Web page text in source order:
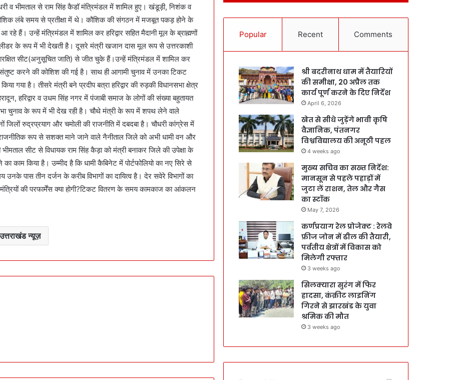
व भीमताल से राम सिंह कैडॉ मंत्रिमंडल में शामिल हुए। खंडूड़ी, निशंक व
लंबे समय से प्रतीक्षा में थे। कौशिक की संगठन में मजबूत पकड़ होने के
हैं। उन्हें मंत्रिमंडल में शामिल कर हरिद्वार सहित मैदानी मूल के ब्राह्मणों
के रूप में भी देखती है। दूसरे मंत्री खजान दास मूल रूप से उत्तरकाशी
सीट(अनुसूचित जाति) से जीत चुके हैं।उन्हें मंत्रिमंडल में शामिल कर
करने की कोशिश की गई है। साथ ही आगामी चुनाव में उनका टिकट
गया है। तीसरे मंत्री बने प्रदीप बत्रा हरिद्वार की रुड़की विधानसभा क्षेत्र
हरिद्वार व उधम सिंह नगर में पंजाबी समाज के लोगों की संख्या बहुतायत
चुनाव के रूप में भी देख रही है। चौथे मंत्री के रूप में शपथ लेने वाले
रुद्रप्रयाग और चमोली की राजनीति में दबदबा है। चौधरी कांग्रेस में
रूप से सशक्त माने जाने वाले नैनीताल जिले को अभी धामी वन और
सीट से विधायक राम सिंह कैड़ा को मंत्री बनाकर जिले की उपेक्षा के
किया है। उम्मीद है कि धामी कैबिनेट में पोर्टफोलियो का नए सिरे से
पास तीन दर्जन के करीब विभागों का दायित्व है। देर सवेरे विभागों का
की परफार्मेंस क्या होगी?टिकट वितरण के समय कामकाज का आंकलन
न्यूज़
Popular Recent Comments
श्री बदरीनाथ धाम में तैयारियों
की समीक्षा, 20 अप्रैल तक
कार्य पूर्ण करने के दिए निर्देश
April 6, 2026
खेत से सीधे जुड़ेंगे भावी कृषि
वैज्ञानिक, पंतनगर
विश्वविद्यालय की अनूठी पहल
4 weeks ago
मुख्य सचिव का सख्त निर्देश:
मानसून से पहले पहाड़ों में
जुटा लें राशन, तेल और गैस
का स्टॉक
May 7, 2026
कर्णप्रयाग रेल प्रोजेक्ट : रेलवे
फ्रीज जोन में ढील की तैयारी,
पर्वतीय क्षेत्रों में विकास को
मिलेगी रफ्तार
3 weeks ago
सिलक्यारा सुरंग में फिर
हादसा, कंक्रीट लाइनिंग
गिरने से झारखंड के युवा
श्रमिक की मौत
3 weeks ago